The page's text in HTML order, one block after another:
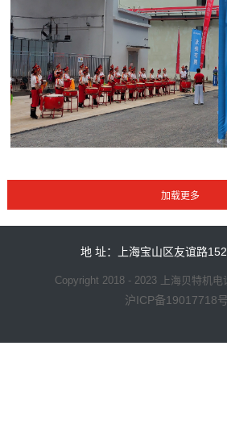
地 址：上海宝山区友谊路
Copyright 2018 - 2023 上海贝特机电
沪ICP备19017718